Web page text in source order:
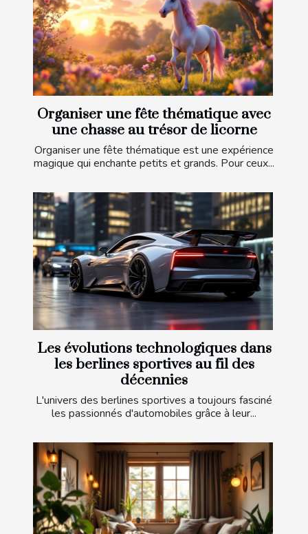
Organiser une fête thématique avec
une chasse au trésor de licorne
Organiser une fête thématique est une expérience
magique qui enchante petits et grands. Pour ceux...
Les évolutions technologiques dans
les berlines sportives au fil des
décennies
L'univers des berlines sportives a toujours fasciné
les passionnés d'automobiles grâce à leur...